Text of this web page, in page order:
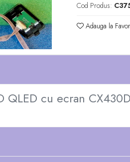
Cod Produs:
Adauga la
cu ecran